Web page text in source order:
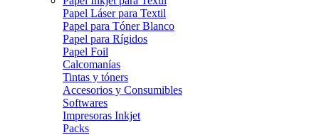
Papel Láser para Textil
Papel para Tóner Blanco
Papel para Rígidos
Papel Foil
Calcomanías
Tintas y tóners
Accesorios y Consumibles
Softwares
Impresoras Inkjet
Packs